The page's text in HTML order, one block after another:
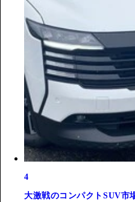
4
大激戦のコンパクトSUV